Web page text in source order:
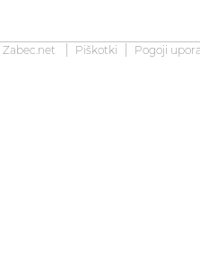
Zabec.net Piškotki Pogoji